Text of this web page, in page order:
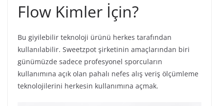
Flow Kimler İçin?
Bu giyilebilir teknoloji ürünü herkes tarafından
kullanılabilir. Sweetzpot şirketinin amaçlarından biri
günümüzde sadece profesyonel sporcuların
kullanımına açık olan pahalı nefes alış veriş ölçümleme
teknolojilerini herkesin kullanımına açmak.